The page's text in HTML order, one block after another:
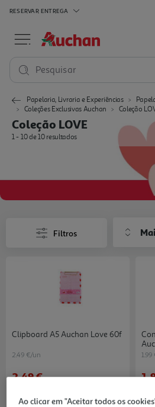
RESERVAR ENTREGA
Pesquisar
Papelaria, Livraria e Experiências
Coleções Exclusivas Auchan
Coleção
Coleção LOVE
1 - 10 de 10 resultados
Filtros
Clipboard A5 Auchan Love 60f
2.49 €/un
2,49 €
Ao clicar em "Aceitar todos os